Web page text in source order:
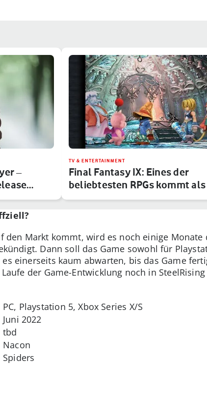
–
TV & ENTERTAINMENT
Final Fantasy IX: Eines der
beliebtesten RPGs kommt als
den Markt kommt, wird es noch einige Monate
Dann soll das Game sowohl für
einerseits kaum abwarten, bis das Game
der Game-Entwicklung noch in
PC, Playstation 5, Xbox Series X/S
Juni 2022
tbd
Nacon
Spiders